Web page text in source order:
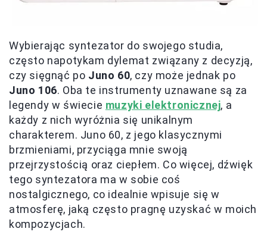
Wybierając syntezator do swojego studia,
często napotykam dylemat związany z decyzją,
czy sięgnąć po Juno 60, czy może jednak po
Juno 106. Oba te instrumenty uznawane są za
legendy w świecie muzyki elektronicznej, a
każdy z nich wyróżnia się unikalnym
charakterem. Juno 60, z jego klasycznymi
brzmieniami, przyciąga mnie swoją
przejrzystością oraz ciepłem. Co więcej, dźwięk
tego syntezatora ma w sobie coś
nostalgicznego, co idealnie wpisuje się w
atmosferę, jaką często pragnę uzyskać w moich
kompozycjach.